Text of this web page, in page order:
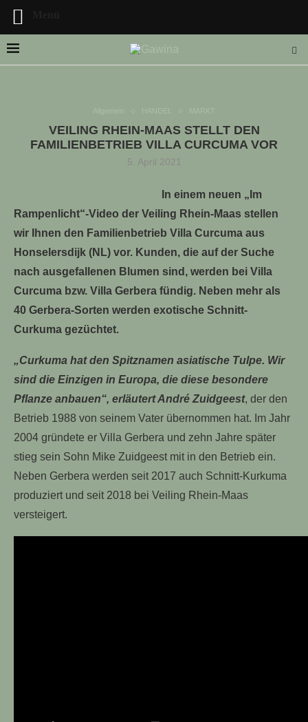
STELLENANGEBOTE!!!
VEILING RHEIN-MAAS STELLT DEN
FAMILIENBETRIEB VILLA CURCUMA VOR
5. April 2021
In einem neuen „Im
Rampenlicht“-Video der Veiling Rhein-Maas stellen
wir Ihnen den Familienbetrieb Villa Curcuma aus
Honselersdijk (NL) vor. Kunden, die auf der Suche
nach ausgefallenen Blumen sind, werden bei Villa
Curcuma bzw. Villa Gerbera fündig. Neben mehr als
40 Gerbera-Sorten werden exotische Schnitt-
Curkuma gezüchtet.
„Curkuma hat den Spitznamen asiatische Tulpe. Wir
sind die Einzigen in Europa, die diese besondere
Pflanze anbauen“, erläutert André Zuidgeest, der den
Betrieb 1988 von seinem Vater übernommen hat. Im Jahr
2004 gründete er Villa Gerbera und zehn Jahre später
stieg sein Sohn Mike Zuidgeest mit in den Betrieb ein.
Neben Gerbera werden seit 2017 auch Schnitt-Kurkuma
produziert und seit 2018 bei Veiling Rhein-Maas
versteigert.